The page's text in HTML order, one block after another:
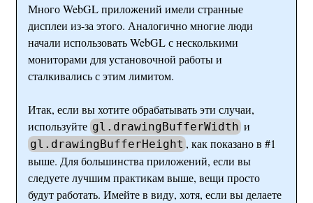
Много WebGL приложений имели странные
дисплеи из-за этого. Аналогично многие люди
начали использовать WebGL с несколькими
мониторами для установочной работы и
сталкивались с этим лимитом.
Итак, если вы хотите обрабатывать эти случаи,
используйте gl.drawingBufferWidth и
gl.drawingBufferHeight , как показано в #1
выше. Для большинства приложений, если вы
следуете лучшим практикам выше, вещи просто
будут работать. Имейте в виду, хотя, если вы делаете